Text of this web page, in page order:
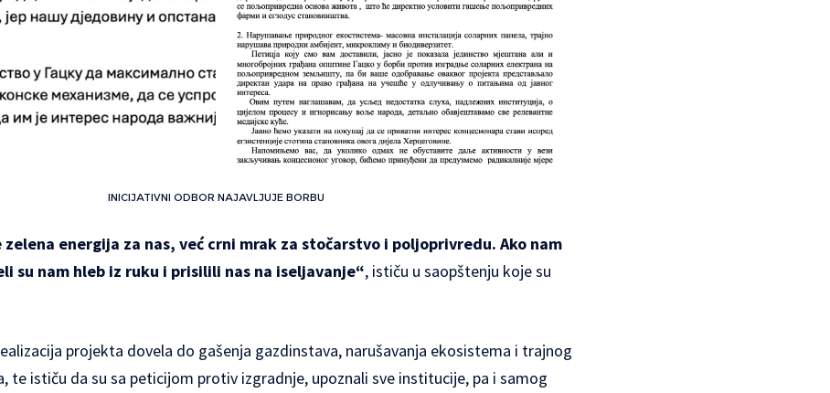
INICIJATIVNI ODBOR NAJAVLJUJE BORBU
energija za nas, već crni mrak za stočarstvo i poljoprivredu. Ako nam
su nam hleb iz ruku i prisilili nas na iseljavanje“, ističu u saopštenju koje su
projekta dovela do gašenja gazdinstava, narušavanja ekosistema i trajnog
te ističu da su sa peticijom protiv izgradnje, upoznali sve institucije, pa i samog